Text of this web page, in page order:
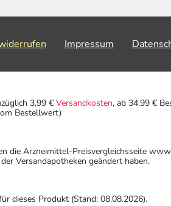
Impressum
3,99 € Versandkosten, ab 34,99 €
Bestellwert)
die Arzneimittel-Preisvergleichsseite
Versandapotheken geändert haben.
dieses Produkt (Stand: 08.08.2026).